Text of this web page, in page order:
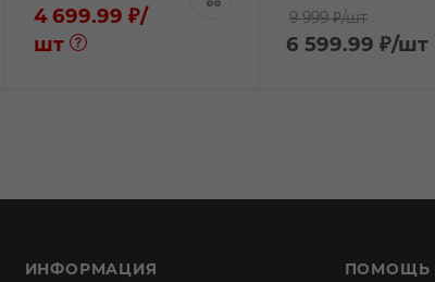
4 699.99 ₽/
шт
9 999 ₽/шт
6 599.99 ₽/шт
ИНФОРМАЦИЯ
ПОМОЩЬ